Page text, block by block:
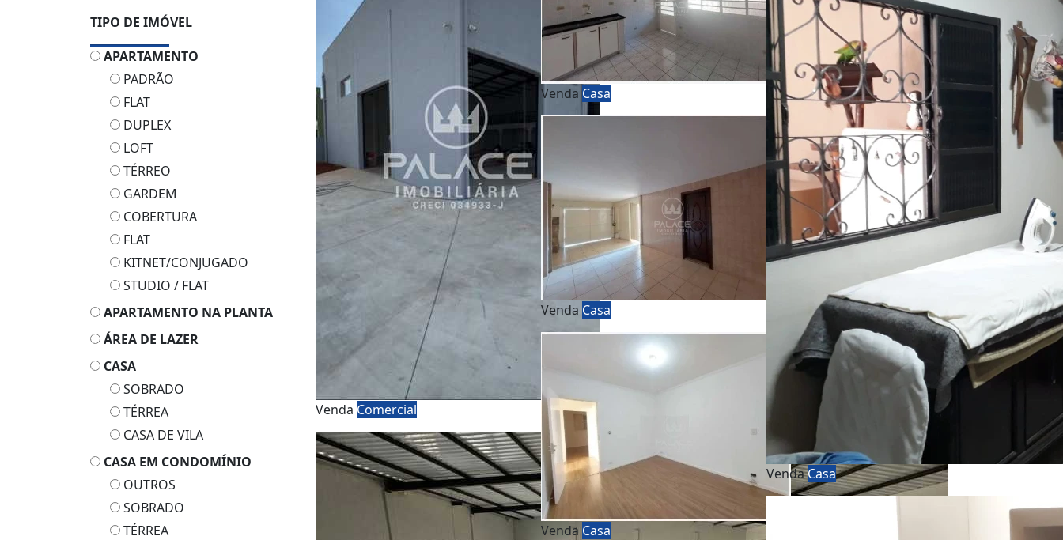
TIPO DE IMÓVEL
APARTAMENTO
PADRÃO
FLAT
DUPLEX
LOFT
TÉRREO
GARDEM
COBERTURA
FLAT
KITNET/CONJUGADO
STUDIO / FLAT
APARTAMENTO NA PLANTA
ÁREA DE LAZER
CASA
SOBRADO
TÉRREA
CASA DE VILA
CASA EM CONDOMÍNIO
OUTROS
SOBRADO
TÉRREA
Venda Comercial
Venda Casa
Venda Casa
Venda Casa
VendaCasa